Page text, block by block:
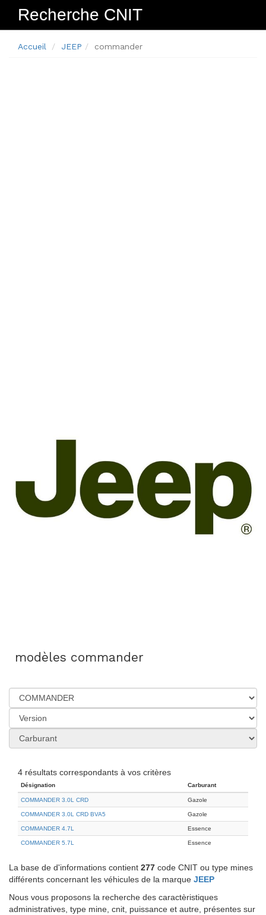
Recherche CNIT
Accueil JEEP commander
modèles commander
4 résultats correspondants à vos critères
Désignation Carburant
COMMANDER 3.0L CRD Gazole
COMMANDER 3.0L CRD BVA5 Gazole
COMMANDER 4.7L Essence
COMMANDER 5.7L Essence
La base de d'informations contient 277 code CNIT ou type mines
différents concernant les véhicules de la marque JEEP
Nous vous proposons la recherche des caractèristiques
administratives, type mine, cnit, puissance et autre, présentes sur